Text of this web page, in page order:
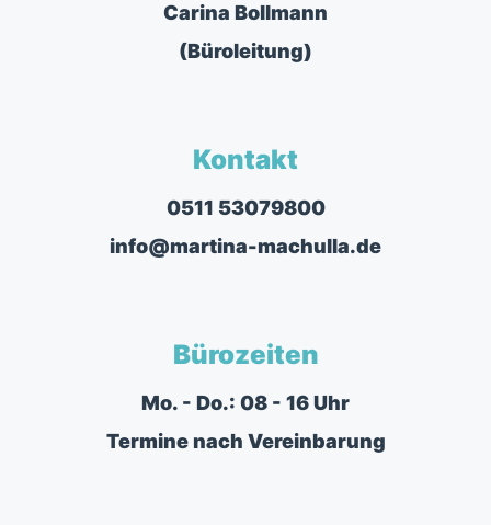
Carina Bollmann
(Büroleitung)
Kontakt
0511 53079800
info@martina-machulla.de
Bürozeiten
Mo. - Do.: 08 - 16 Uhr
Termine nach Vereinbarung